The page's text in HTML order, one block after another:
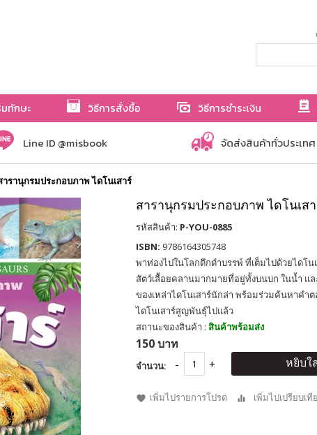
ทักษะ วิธีการสั่งซื้อ วิธีการชำระเงิน
Line ID @misbook จัดส่งสินค้าทั่วประเทศ
ารานุกรมประกอบภาพ ไดโนเสาร์
สารานุกรมประกอบภาพ ไดโนเส
รหัสสินค้า: P-YOU-0885
ISBN: 9786164305748
พาท่องไปในโลกดึกดำบรรพ์ ที่เต็มไปด้วยไดโ
สัตว์เลื้อยคลานมากมายที่อยู่ทั้งบนบก ในน้ำ แ
ของเหล่าไดโนเสาร์นักล่า พร้อมร่วมค้นหาคำ
ไดโนเสาร์สูญพันธุ์ไปแล้ว
สถานะของสินค้า : สินค้าพร้อมส่ง
150 บาท
จำนวน: หยิบใ
เพิ่มไปรายการโปรด เพิ่มไปเปรียบเที